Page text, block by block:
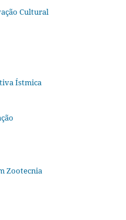
Cultural
Ístmica
Zootecnia